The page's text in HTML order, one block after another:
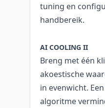
tuning en
handbereik.
AI COOLING II
Breng met één
akoestische
in evenwicht.
algoritme